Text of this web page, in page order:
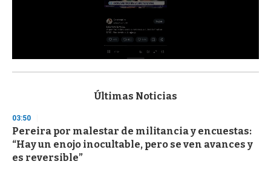
s
d
s
o
3
Últimas Noticias
03:50
Pereira por malestar de militancia y encuestas:
“Hay un enojo inocultable, pero se ven avances y
es reversible”